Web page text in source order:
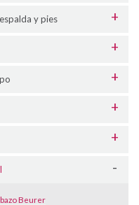
y pies
Beurer